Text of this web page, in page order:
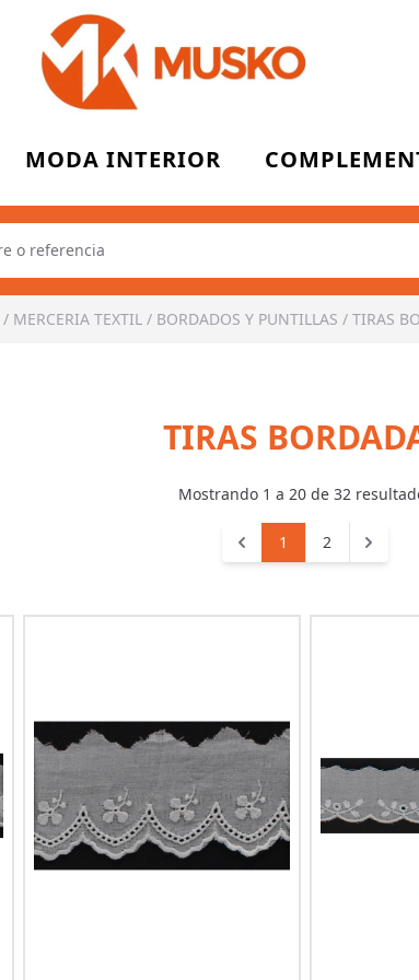
MODA INTERIOR
/ MERCERIA TEXTIL / BORDADOS Y PUNTILLAS / TIRAS
TIRAS
Mostrando 1 a 20 de 32
1 2